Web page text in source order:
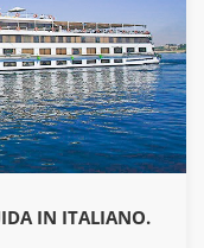
IN ITALIANO.